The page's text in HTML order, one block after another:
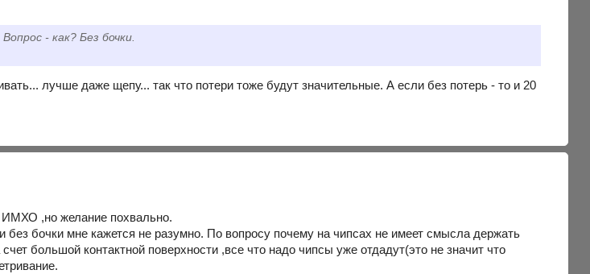
- как? Без бочки.
лучше даже щепу... так что потери тоже будут значительные. А если без потерь - то и 20
ИМХО ,но желание похвально.
без бочки мне кажется не разумно. По вопросу почему на чипсах не имеет смысла держать
большой контактной поверхности ,все что надо чипсы уже отдадут(это не значит что